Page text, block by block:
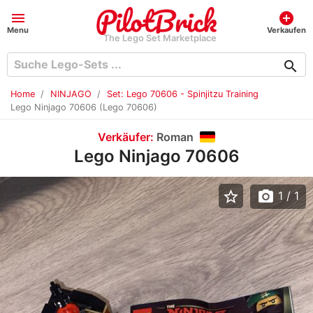
menu
Menu
The Lego Set Marketplace
add_circle
Verkaufen
search
Home NINJAGO
Set: Lego 70606 - Spinjitzu Training
Lego Ninjago 70606 (Lego 70606)
Verkäufer: Roman
Lego Ninjago 70606
star_border photo_camera 1 / 1